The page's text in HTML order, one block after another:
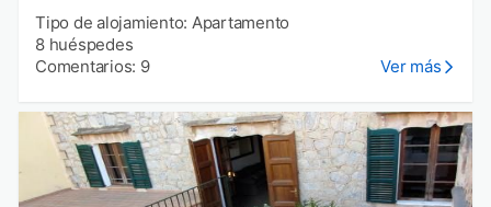
Tipo de alojamiento: Apartamento
8 huéspedes
Comentarios: 9
Ver más